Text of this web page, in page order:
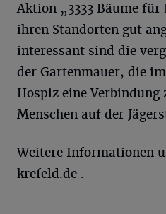
Aktion „3333 Bäume
ihren Standorten gut
interessant sind die
der Gartenmauer, die
Hospiz eine Verbindung
Menschen auf der
Weitere Informationen
krefeld.de .